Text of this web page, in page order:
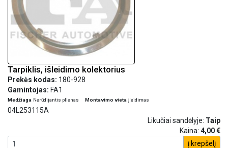
Tarpiklis, išleidimo kolektorius
Prekės kodas: 180-928
Gamintojas: FA1
Medžiaga Nerūdijantis plienas Montavimo vieta įleidimas
04L253115A
Likučiai sandėlyje: Taip
Kaina: 4,00 €
į krepšelį